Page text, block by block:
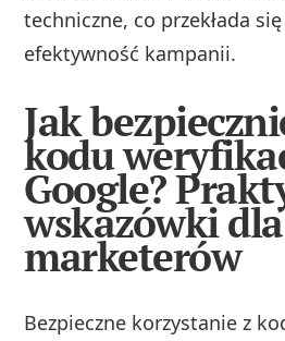
techniczne, co przekłada
efektywność kampanii.
Jak
kodu
Google?
wskazówki dla
marketerów
Bezpieczne korzystanie z